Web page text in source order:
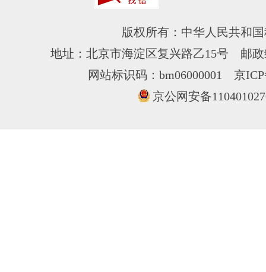
版权所有：中华人民共和
地址：北京市海淀区复兴路乙15号 邮
网站标识码：bm06000001 京
京公网安备